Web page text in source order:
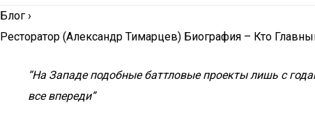
Блог ›
Ресторатор (Александр Тимарцев) Биография – Кто
“На Западе подобные баттловые проекты лишь с
все впереди”